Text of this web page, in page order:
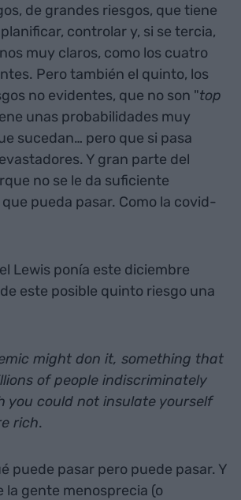
de grandes riesgos, que tiene
controlar y, si se tercia,
muy claros, como los cuatro
Pero también el quinto, los
no evidentes, que no son "top
unas probabilidades muy
sucedan… pero que si pasa
Y gran parte del
no se le da suficiente
pueda pasar. Como la covid-
Lewis ponía este diciembre
de este posible quinto riesgo una
might don it, something that
of people indiscriminately
you could not insulate yourself
rich.
puede pasar pero puede pasar. Y
la gente menosprecia (o